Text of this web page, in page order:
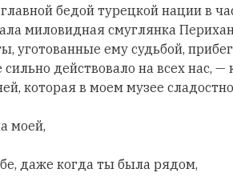
бедой турецкой нации в
миловидная смуглянка
уготованные ему судьбой,
действовало на всех нас,
которая в моем музее
моей,
даже когда ты была рядом,